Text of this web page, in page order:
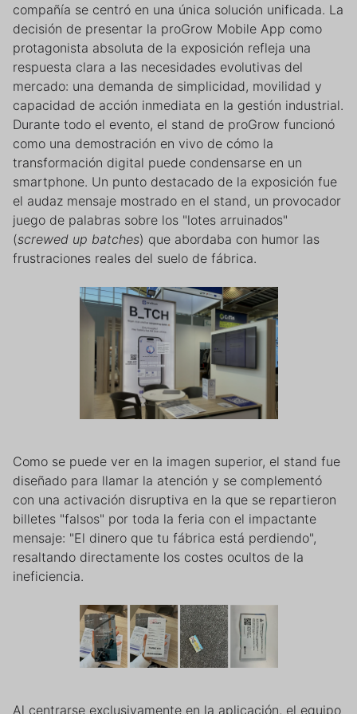
compañía se centró en una única solución unificada. La
decisión de presentar la proGrow Mobile App como
protagonista absoluta de la exposición refleja una
respuesta clara a las necesidades evolutivas del
mercado: una demanda de simplicidad, movilidad y
capacidad de acción inmediata en la gestión industrial.
Durante todo el evento, el stand de proGrow funcionó
como una demostración en vivo de cómo la
transformación digital puede condensarse en un
smartphone. Un punto destacado de la exposición fue
el audaz mensaje mostrado en el stand, un provocador
juego de palabras sobre los "lotes arruinados"
(screwed up batches) que abordaba con humor las
frustraciones reales del suelo de fábrica.
Como se puede ver en la imagen superior, el stand fue
diseñado para llamar la atención y se complementó
con una activación disruptiva en la que se repartieron
billetes "falsos" por toda la feria con el impactante
mensaje: "El dinero que tu fábrica está perdiendo",
resaltando directamente los costes ocultos de la
ineficiencia.
Al centrarse exclusivamente en la aplicación, el equipo